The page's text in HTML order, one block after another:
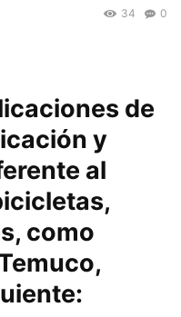
0
34
de
y
al
como